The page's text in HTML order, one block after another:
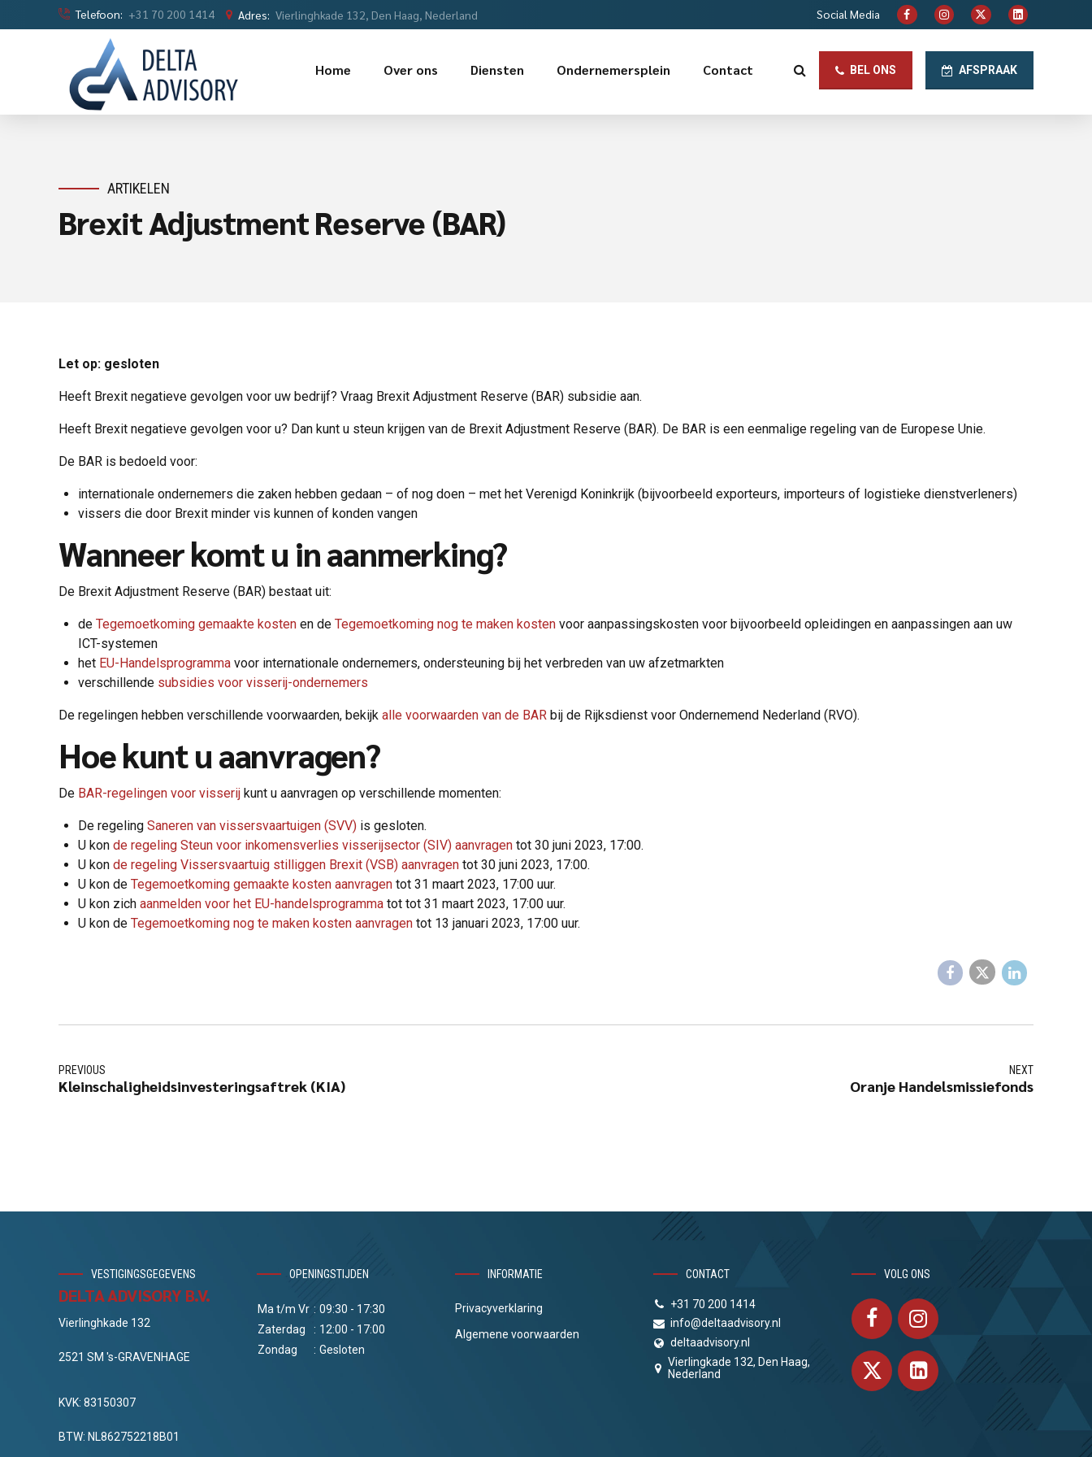
Telefoon: +31 70 200 1414 Adres: Vierlinghkade 132, Den Haag, Nederland Social Media
BEL ONS AFSPRAAK
Home Over ons Diensten Ondernemersplein Contact
ARTIKELEN
Brexit Adjustment Reserve (BAR)
Let op: gesloten
Heeft Brexit negatieve gevolgen voor uw bedrijf? Vraag Brexit Adjustment Reserve (BAR) subsidie aan.
Heeft Brexit negatieve gevolgen voor u? Dan kunt u steun krijgen van de Brexit Adjustment Reserve (BAR). De BAR is een eenmalige regeling van de Europese Unie.
De BAR is bedoeld voor:
internationale ondernemers die zaken hebben gedaan – of nog doen – met het Verenigd Koninkrijk (bijvoorbeeld exporteurs, importeurs of logistieke dienstverleners)
vissers die door Brexit minder vis kunnen of konden vangen
Wanneer komt u in aanmerking?
De Brexit Adjustment Reserve (BAR) bestaat uit:
de Tegemoetkoming gemaakte kosten en de Tegemoetkoming nog te maken kosten voor aanpassingskosten voor bijvoorbeeld opleidingen en aanpassingen aan uw
ICT-systemen
het EU-Handelsprogramma voor internationale ondernemers, ondersteuning bij het verbreden van uw afzetmarkten
verschillende subsidies voor visserij-ondernemers
De regelingen hebben verschillende voorwaarden, bekijk alle voorwaarden van de BAR bij de Rijksdienst voor Ondernemend Nederland (RVO).
Hoe kunt u aanvragen?
De BAR-regelingen voor visserij kunt u aanvragen op verschillende momenten:
De regeling Saneren van vissersvaartuigen (SVV) is gesloten.
U kon de regeling Steun voor inkomensverlies visserijsector (SIV) aanvragen tot 30 juni 2023, 17:00.
U kon de regeling Vissersvaartuig stilliggen Brexit (VSB) aanvragen tot 30 juni 2023, 17:00.
U kon de Tegemoetkoming gemaakte kosten aanvragen tot 31 maart 2023, 17:00 uur.
U kon zich aanmelden voor het EU-handelsprogramma tot tot 31 maart 2023, 17:00 uur.
U kon de Tegemoetkoming nog te maken kosten aanvragen tot 13 januari 2023, 17:00 uur.
PREVIOUS
Kleinschaligheidsinvesteringsaftrek (KIA)
NEXT
Oranje Handelsmissiefonds
VESTIGINGSGEGEVENS
DELTA ADVISORY B.V.
Vierlinghkade 132
2521 SM 's-GRAVENHAGE
KVK: 83150307
BTW: NL862752218B01
OPENINGSTIJDEN
Ma t/m Vr : 09:30 - 17:30
Zaterdag
: 12:00 - 17:00
Zondag
: Gesloten
INFORMATIE
Privacyverklaring
Algemene voorwaarden
CONTACT
+31 70 200 1414
info@deltaadvisory.nl
deltaadvisory.nl
Vierlingkade 132, Den Haag,
Nederland
VOLG ONS